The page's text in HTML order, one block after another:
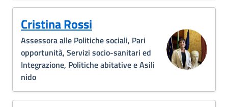
Cristina Rossi
Assessora alle Politiche sociali, Pari
opportunità, Servizi socio-sanitari ed
Integrazione, Politiche abitative e Asili
nido